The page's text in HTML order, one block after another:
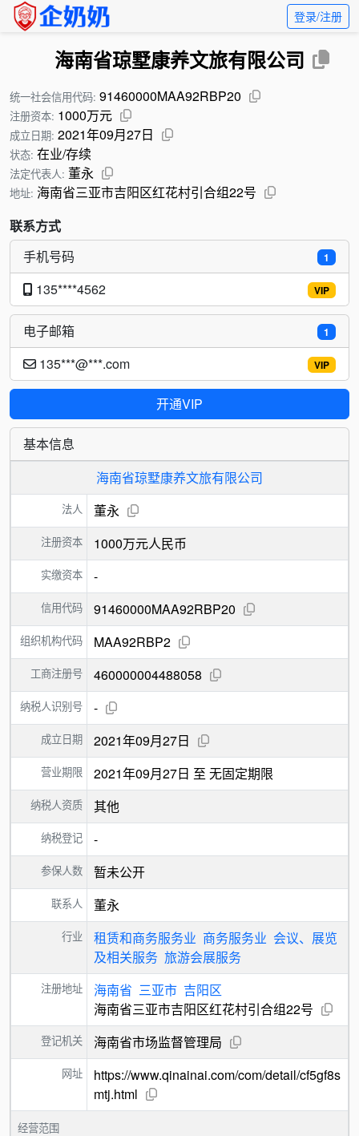
登录/注册
海南省琼墅康养文旅有限公司
统一社会信用代码: 91460000MAA92RBP20
注册资本: 1000万元
成立日期: 2021年09月27日
状态: 在业/存续
法定代表人: 董永
地址: 海南省三亚市吉阳区红花村引合组22号
联系方式
1
手机号码
VIP
135****4562
1
电子邮箱
VIP
135***@***.com
开通VIP
基本信息
海南省琼墅康养文旅有限公司
法人 董永
注册资本 1000万元人民币
实缴资本 -
信用代码 91460000MAA92RBP20
组织机构代码 MAA92RBP2
工商注册号 460000004488058
纳税人识别号 -
成立日期 2021年09月27日
营业期限 2021年09月27日 至 无固定期限
纳税人资质 其他
纳税登记 -
参保人数 暂未公开
联系人 董永
行业 租赁和商务服务业 商务服务业 会议、展览
及相关服务 旅游会展服务
注册地址 海南省 三亚市 吉阳区
海南省三亚市吉阳区红花村引合组22号
登记机关 海南省市场监督管理局
网址
https://www.qinainai.com/com/detail/cf5gf8s
mtj.html
经营范围